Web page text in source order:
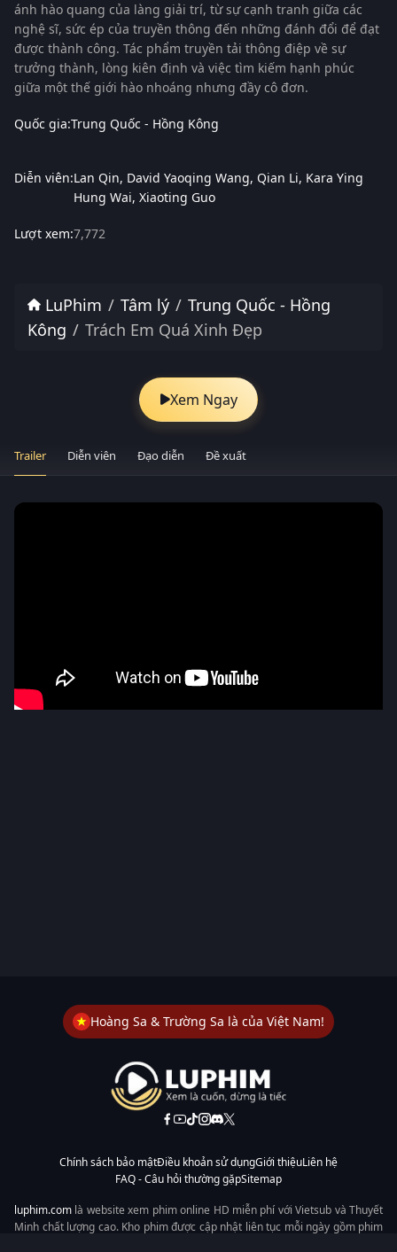
ánh hào quang của làng giải trí, từ sự cạnh tranh giữa các
nghệ sĩ, sức ép của truyền thông đến những đánh đổi để đạt
được thành công. Tác phẩm truyền tải thông điệp về sự
trưởng thành, lòng kiên định và việc tìm kiếm hạnh phúc
giữa một thế giới hào nhoáng nhưng đầy cô đơn.
Quốc gia:Trung Quốc - Hồng Kông
Diễn viên:Lan Qin David Yaoqing Wang Qian Li Kara Ying
Hung Wai Xiaoting Guo
Lượt xem:7,772
LuPhim Tâm lý
Trung Quốc - Hồng
Kông
Trách Em Quá Xinh Đẹp
Xem Ngay
Trailer Diễn viên Đạo diễn Đề xuất
Hoàng Sa & Trường Sa là của Việt Nam!
Chính sách bảo mậtĐiều khoản sử dụngGiới thiệuLiên hệ
FAQ - Câu hỏi thường gặpSitemap
luphim.com là website xem phim online HD miễn phí với Vietsub và Thuyết
Minh chất lượng cao. Kho phim được cập nhật liên tục mỗi ngày gồm phim